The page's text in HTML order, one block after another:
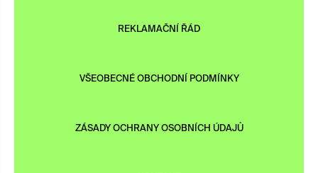
REKLAMAČNÍ ŘÁD
VŠEOBECNÉ OBCHODNÍ PODMÍNKY
ZÁSADY OCHRANY OSOBNÍCH ÚDAJŮ